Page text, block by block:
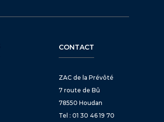
CONTACT
ZAC de la Prévôté
7 route de Bû
78550 Houdan
Tel : 01 30 46 19 70